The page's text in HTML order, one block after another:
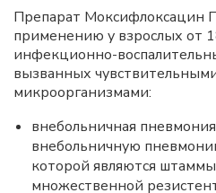
Препарат Моксифлоксацин
применению у взрослых от
инфекционно-
вызванных
микроорганизмами:
внебольничная
внебольничную
которой являются
множественной